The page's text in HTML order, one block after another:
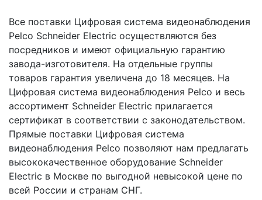
Все поставки Цифровая система видеонаблюдения
Pelco Schneider Electric осуществляются без
посредников и имеют официальную гарантию
завода-изготовителя. На отдельные группы
товаров гарантия увеличена до 18 месяцев. На
Цифровая система видеонаблюдения Pelco и весь
ассортимент Schneider Electric прилагается
сертификат в соответствии с законодательством.
Прямые поставки Цифровая система
видеонаблюдения Pelco позволяют нам предлагать
высококачественное оборудование Schneider
Electric в Москве по выгодной невысокой цене по
всей России и странам СНГ.